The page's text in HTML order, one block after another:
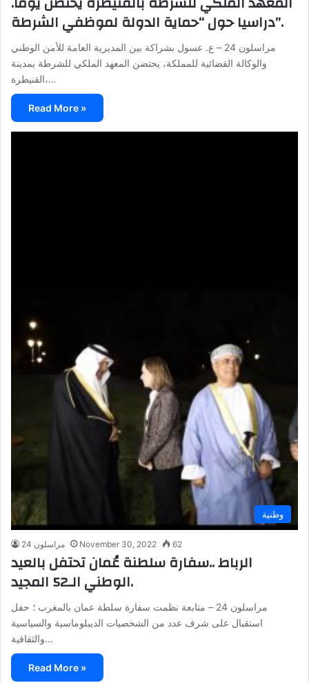
دراسيا حول “حماية الدولة لموظفي الشرطة”.
مراسلون 24 – ع. عسول بشراكة بين المديرية العامة للأمن الوطني
والوكالة القضائية للمملكة، يحتضن المعهد الملكي للشرطة بمدينة
القنيطرة،…
Read More »
وطنية
مراسلون 24 November 30, 2022 62
الرباط ..سفارة سلطنة عُمان تحتفل بالعيد
الوطني الـ52 المجيد.
مراسلون 24 – متابعة نظمت سفارة سلطة عمان بالمغرب ؛ حفل
استقبال على شرف عدد من الشخصيات الديبلوماسية والسياسية
والثقافية…
Read More »